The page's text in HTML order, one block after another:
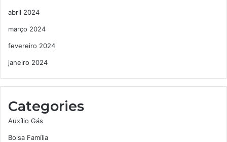
abril 2024
março 2024
fevereiro 2024
janeiro 2024
Categories
Auxílio Gás
Bolsa Família